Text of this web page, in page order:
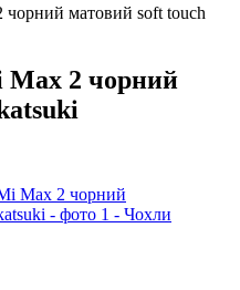
матовий soft touch
Max 2 чорний